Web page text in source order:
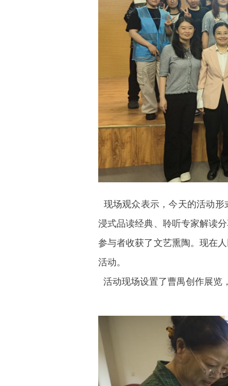
现场观众表示，今天的活动
浸式品读经典、聆听专家解读
参与者收获了文艺熏陶。现在
活动。
活动现场设置了曹禺创作展览